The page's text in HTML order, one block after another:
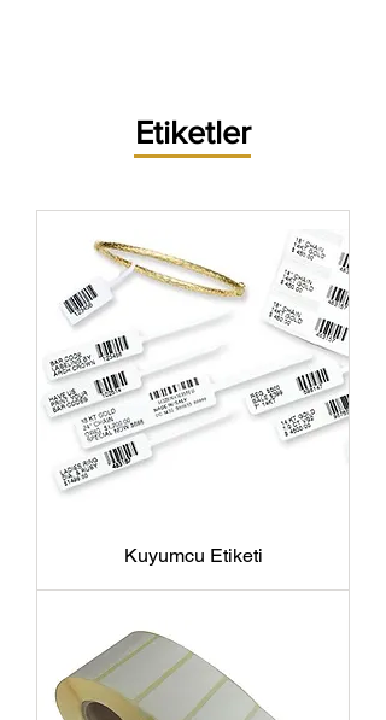
Etiketler
Kuyumcu Etiketi